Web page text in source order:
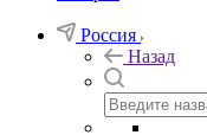
Россия
Назад